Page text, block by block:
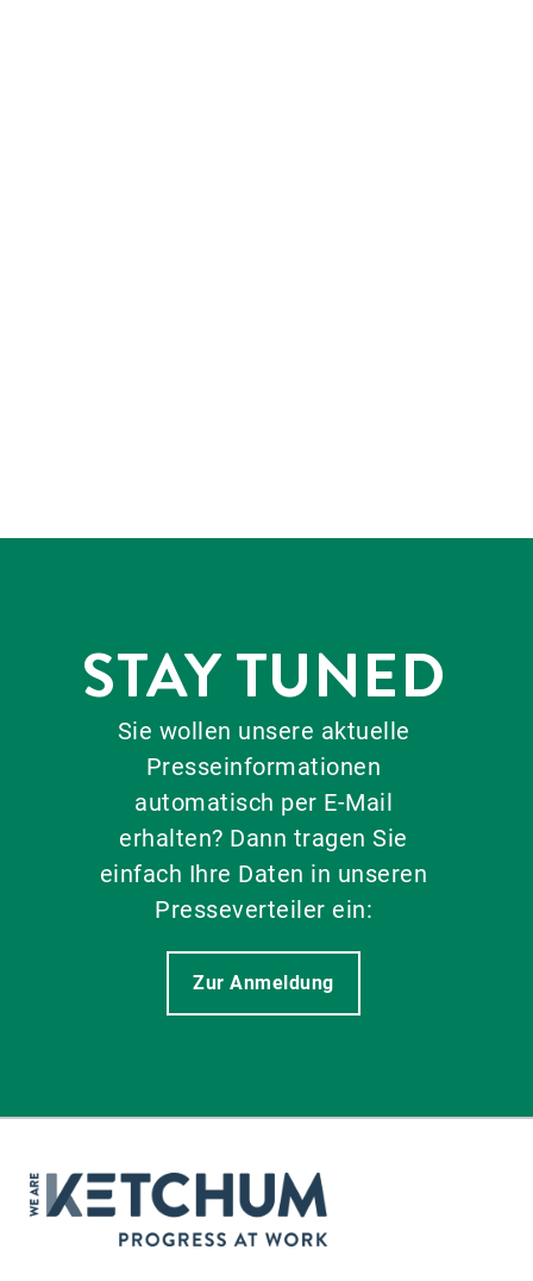
STAY TUNED
Sie wollen unsere aktuelle
Presseinformationen
automatisch per E-Mail
erhalten? Dann tragen Sie
einfach Ihre Daten in unseren
Presseverteiler ein:
Zur Anmeldung